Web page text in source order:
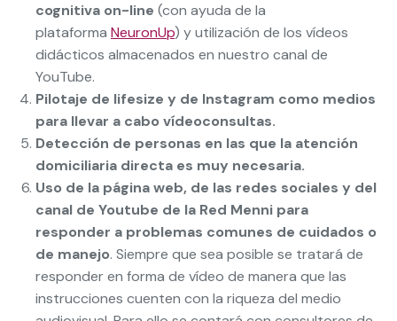
cognitiva on-line (con ayuda de la
plataforma NeuronUp) y utilización de los vídeos
didácticos almacenados en nuestro canal de
YouTube.
Pilotaje de lifesize y de Instagram como medios
para llevar a cabo vídeoconsultas.
Detección de personas en las que la atención
domiciliaria directa es muy necesaria.
Uso de la página web, de las redes sociales y del
canal de Youtube de la Red Menni para
responder a problemas comunes de cuidados o
de manejo. Siempre que sea posible se tratará de
responder en forma de vídeo de manera que las
instrucciones cuenten con la riqueza del medio